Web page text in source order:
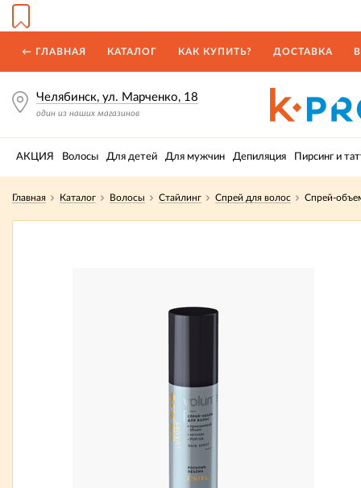
← ГЛАВНАЯ КАТАЛОГ КАК КУПИТЬ? ДОСТАВКА
Челябинск, ул. Марченко, 18
один из наших магазинов
АКЦИЯ Волосы Для детей Для мужчин Депиляция Пирсинг и
Главная Каталог Волосы Стайлинг Спрей для волос Спрей-